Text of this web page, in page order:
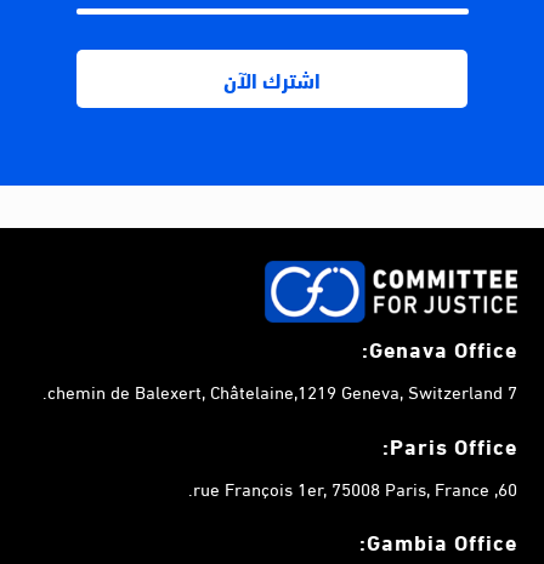
Genava Office:
7 chemin de Balexert, Châtelaine,1219 Geneva, Switzerland.
Paris Office:
60, rue François 1er, 75008 Paris, France.
Gambia Office: